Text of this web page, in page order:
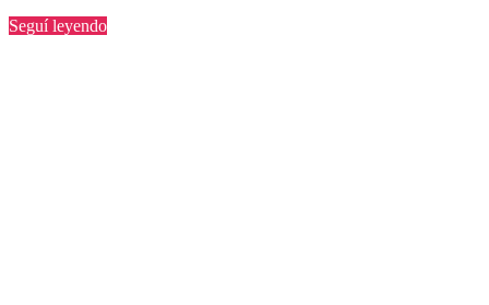
Seguí leyendo“Restaurante